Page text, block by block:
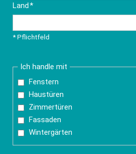
Pflichtfeld
Land*
* Pflichtfeld
Ich handle mit
Fenstern
Haustüren
Zimmertüren
Fassaden
Wintergärten